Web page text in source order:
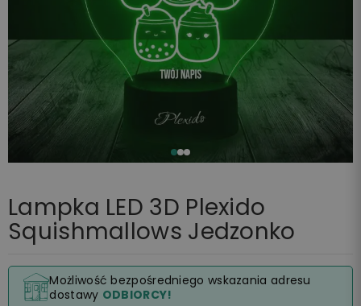
Lampka LED 3D Plexido
Squishmallows Jedzonko
Możliwość bezpośredniego wskazania adresu
dostawy ODBIORCY!